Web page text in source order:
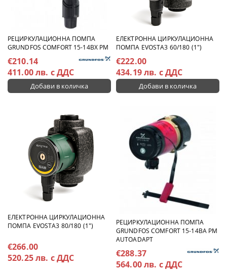
РЕЦИРКУЛАЦИОННА ПОМПА
GRUNDFOS COMFORT 15-14BX PM
€210.14
411.00 лв. с ДДС
ЕЛЕКТРОННА ЦИРКУЛАЦИОННА
ПОМПА EVOSTA3 60/180 (1")
€222.00
434.19 лв. с ДДС
ЕЛЕКТРОННА ЦИРКУЛАЦИОННА
ПОМПА EVOSTA3 80/180 (1")
€266.00
520.25 лв. с ДДС
РЕЦИРКУЛАЦИОННА ПОМПА
GRUNDFOS COMFORT 15-14BA PM
AUTOADAPT
€288.37
564.00 лв. с ДДС